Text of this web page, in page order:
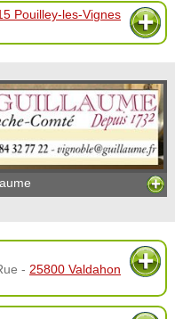
Pouilley-les-Vignes
-25800 Valdahon